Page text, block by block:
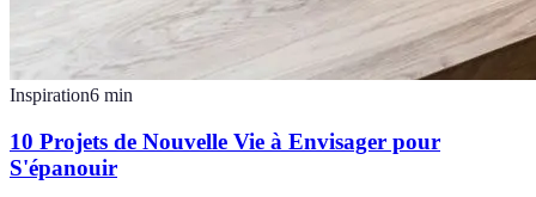
Inspiration6 min
10 Projets de Nouvelle Vie à Envisager pour
S'épanouir